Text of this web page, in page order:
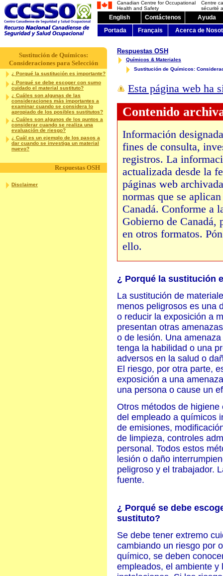
Canadian Centre for Occupational
Health and Safety
Centre
sécurité
English Contáctenos
Ayuda
Portada
Français Acerca de
Sustitución de Químicos:
Consideraciones para Selección
¿ Porqué la sustitución es importante?
¿ Porqué se debe escoger con sumo
cuidado el material sustituto?
¿ Cuáles son algunas de las
consideraciones más importantes a
examinar cuando se considera lo
apropiado de los posibles sustitutos?
¿ Cuáles son algunos de los puntos a
considerar cuando se realiza una
evaluación de riesgo?
¿ Cuál es un ejemplo de los pasos a
dar cuando se investiga un material
nuevo?
Respuestas OSH
Disclaimer
Respuestas OSH
Químicos & Materiales
Sustitución de Químicos:
Esta página web ha
Contenido
Información
fines de consulta,
registros. La
actualizada desde la
páginas web
normas que se
Canadá. Conforme a
Gobierno de Canadá,
en otros formatos.
ello.
¿ Porqué la sustitución
La sustitución de
menos peligrosos es una
o reducir la exposición a
presentan otras
o de lesión. Una
tenga la habilidad o una
adversos en la salud o
El riesgo, por otra parte,
exposición a una
una persona o cause un
Otros métodos de
del empleado a químicos
de emisiones,
de limpieza, controles
personal. Todos estos
lesión o daño
peligroso y el trabajador.
fuente.
¿ Porqué se debe
sustituto?
Se debe tener extremo
cambiando un riesgo por
químico, se deben
empleados, el ambiente